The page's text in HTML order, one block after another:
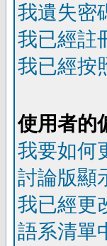
我遺失密
我已經註
我已經按
使用者的
我要如何
討論版顯
我已經更
語系清單